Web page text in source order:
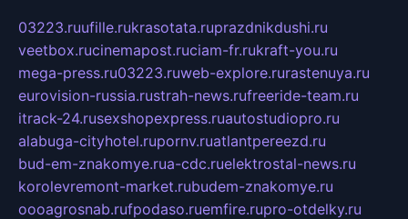
03223.ruufille.rukrasotata.ruprazdnikdushi.ru
veetbox.rucinemapost.ruciam-fr.rukraft-you.ru
mega-press.ru03223.ruweb-explore.rurastenuya.ru
eurovision-russia.rustrah-news.rufreeride-team.ru
itrack-24.rusexshopexpress.ruautostudiopro.ru
alabuga-cityhotel.rupornv.ruatlantpereezd.ru
bud-em-znakomye.rua-cdc.ruelektrostal-news.ru
korolevremont-market.rubudem-znakomye.ru
oooagrosnab.rufpodaso.ruemfire.rupro-otdelky.ru